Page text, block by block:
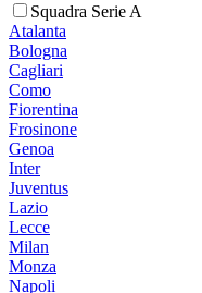
Squadra Serie A
Atalanta
Bologna
Cagliari
Como
Fiorentina
Frosinone
Genoa
Inter
Juventus
Lazio
Lecce
Milan
Monza
Napoli